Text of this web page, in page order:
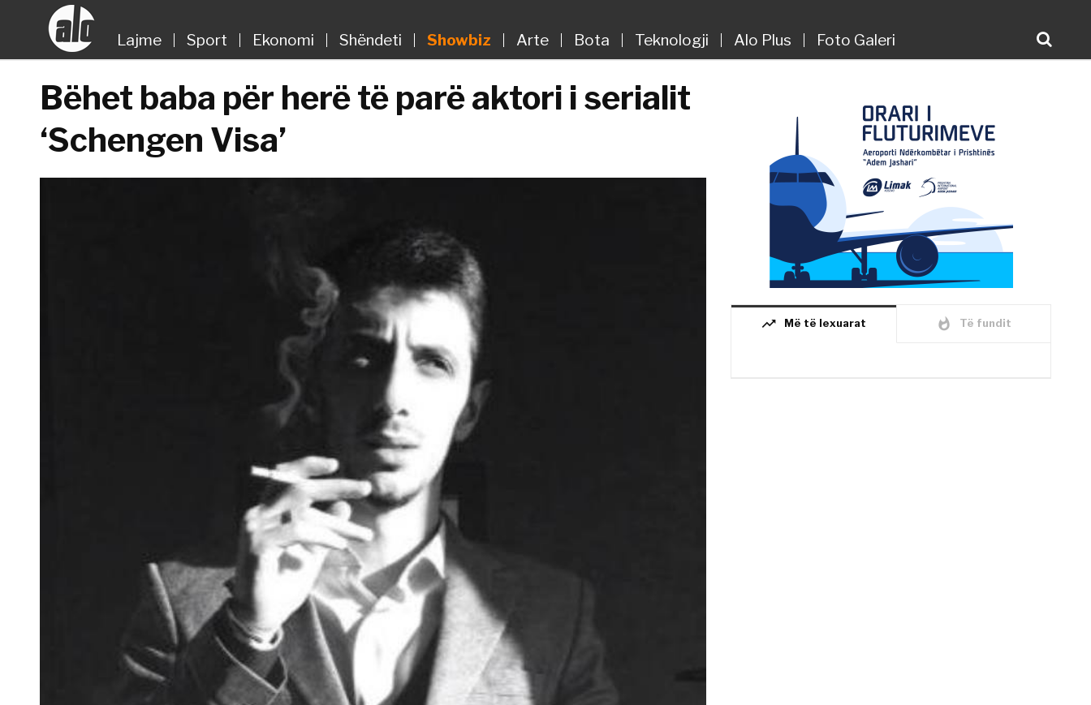
Lajme Sport Ekonomi Shëndeti Showbiz Arte Bota Teknologji Alo Plus Foto Galeri
Bëhet baba për herë të parë aktori i serialit
‘Schengen Visa’
trending_up Më të lexuarat whatshot Të fundit